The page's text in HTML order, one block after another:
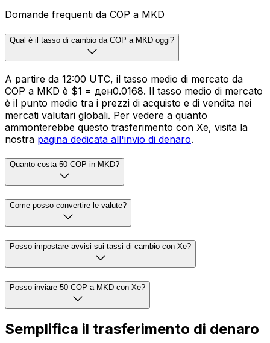
Domande frequenti da COP a MKD
Qual è il tasso di cambio da COP a MKD oggi?
A partire da 12:00 UTC, il tasso medio di mercato da
COP a MKD è $1 = ден0.0168. Il tasso medio di mercato
è il punto medio tra i prezzi di acquisto e di vendita nei
mercati valutari globali. Per vedere a quanto
ammonterebbe questo trasferimento con Xe, visita la
nostra pagina dedicata all'invio di denaro.
Quanto costa 50 COP in MKD?
Come posso convertire le valute?
Posso impostare avvisi sui tassi di cambio con Xe?
Posso inviare 50 COP a MKD con Xe?
Semplifica il trasferimento di denaro